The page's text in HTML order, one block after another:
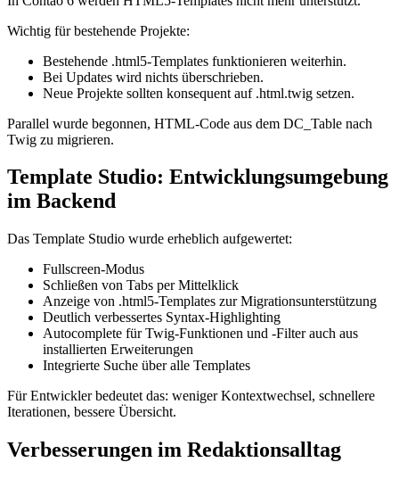
Wichtig für bestehende Projekte:
Bestehende .html5-Templates funktionieren weiterhin.
Bei Updates wird nichts überschrieben.
Neue Projekte sollten konsequent auf .html.twig setzen.
Parallel wurde begonnen, HTML-Code aus dem DC_Table nach
Twig zu migrieren.
Template Studio: Entwicklungsumgebung
im Backend
Das Template Studio wurde erheblich aufgewertet:
Fullscreen-Modus
Schließen von Tabs per Mittelklick
Anzeige von .html5-Templates zur Migrationsunterstützung
Deutlich verbessertes Syntax-Highlighting
Autocomplete für Twig-Funktionen und -Filter auch aus
installierten Erweiterungen
Integrierte Suche über alle Templates
Für Entwickler bedeutet das: weniger Kontextwechsel, schnellere
Iterationen, bessere Übersicht.
Verbesserungen im Redaktionsalltag